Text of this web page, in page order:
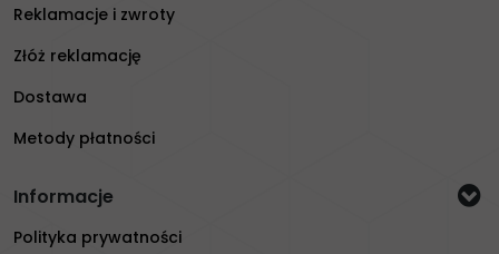
Reklamacje i zwroty
Złóż reklamację
Dostawa
Metody płatności
Informacje
Polityka prywatności